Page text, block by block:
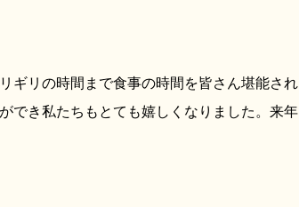
ギリの時間まで食事の時間を皆さん堪能され
でき私たちもとても嬉しくなりました。来年